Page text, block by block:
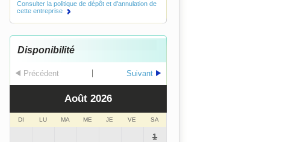
Consulter la politique de dépôt et d'annulation de
cette entreprise
Disponibilité
Précédent Suivant
Août 2026
DI LU MA ME JE VE SA
1